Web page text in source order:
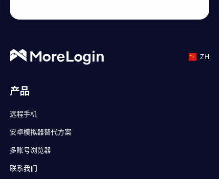
ZH
产品
远程手机
安卓模拟器替代方案
多账号浏览器
联系我们